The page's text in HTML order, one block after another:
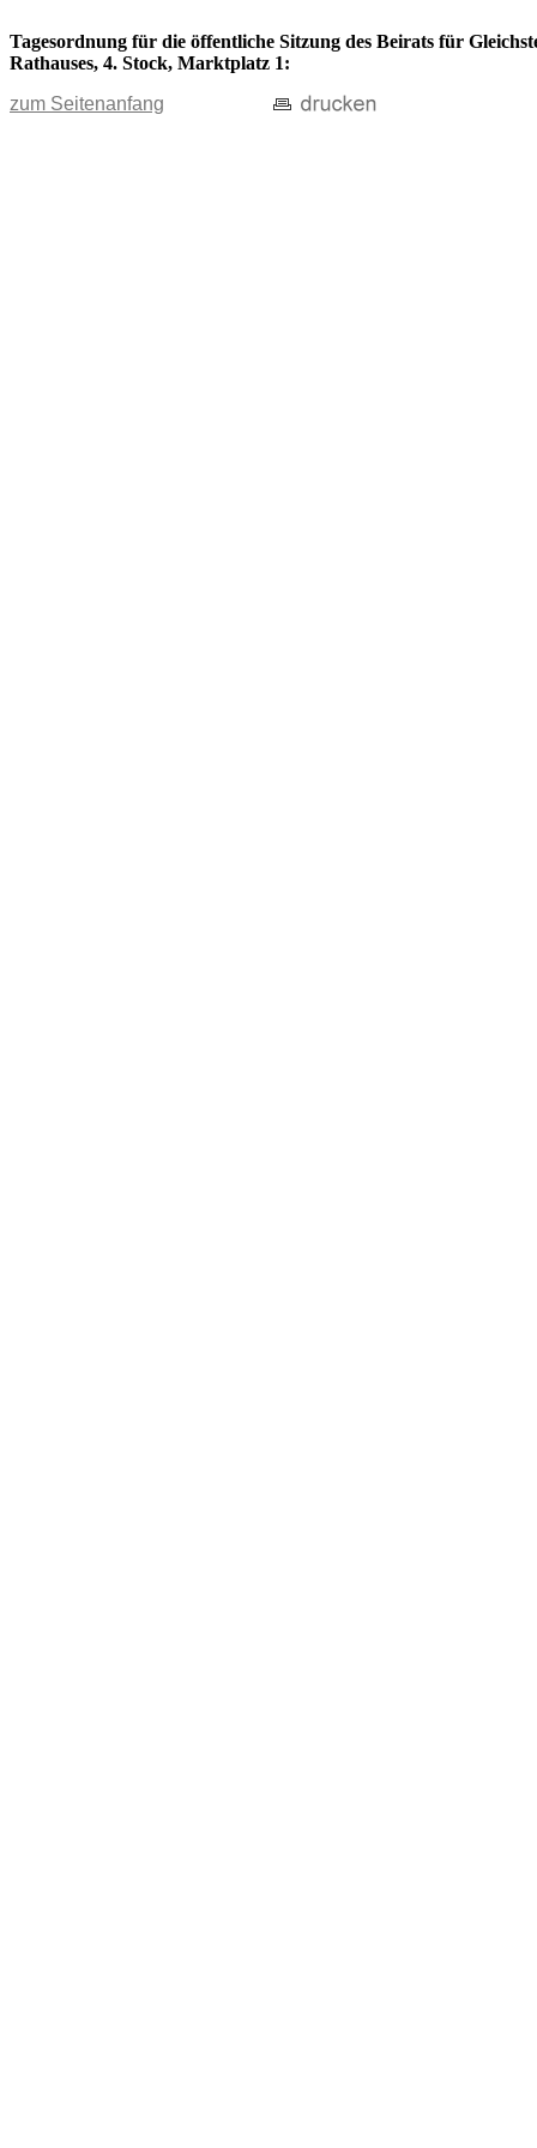
Tagesordnung für die öffentliche Sitzung des Beirats für
Rathauses, 4. Stock, Marktplatz 1:
zum Seitenanfang